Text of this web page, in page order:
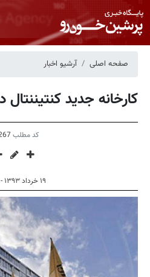
صفحه اصلی آرشیو اخبار
کارخانه جدید کنتیننتال
کد مطلب
۱۹ خرداد ۱۳۹۳ - ۱۶:۰۴